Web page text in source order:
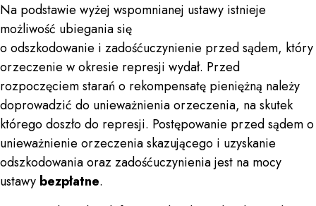
Na podstawie wyżej wspomnianej ustawy istnieje
możliwość ubiegania się
o odszkodowanie i zadośćuczynienie przed sądem, który
orzeczenie w okresie represji wydał. Przed
rozpoczęciem starań o rekompensatę pieniężną należy
doprowadzić do unieważnienia orzeczenia, na skutek
którego doszło do represji. Postępowanie przed sądem o
unieważnienie orzeczenia skazującego i uzyskanie
odszkodowania oraz zadośćuczynienia jest na mocy
ustawy bezpłatne.